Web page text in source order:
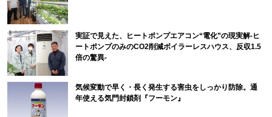
実証で見えた、ヒートポンプエアコン“電化”の現実解-ヒ
ートポンプのみのCO2削減ボイラーレスハウス、反収1.5
倍の驚異-
気候変動で早く・長く発生する害虫をしっかり防除。通
年使える気門封鎖剤『フーモン』